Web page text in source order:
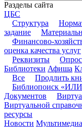
Разделы сайта
ЦБС
Структура
задание
Финансово-
оценка качества услуг
Реквизиты
Библиотеки Афиша
Все
Продлить
Библиопоиск
Документов
Виртуальной
ресурсы
Новости Мультимедиа